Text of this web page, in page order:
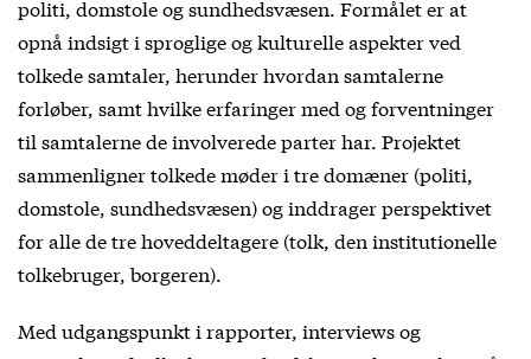
politi, domstole og sundhedsvæsen. Formålet er at
opnå indsigt i sproglige og kulturelle aspekter ved
tolkede samtaler, herunder hvordan samtalerne
forløber, samt hvilke erfaringer med og forventninger
til samtalerne de involverede parter har. Projektet
sammenligner tolkede møder i tre domæner (politi,
domstole, sundhedsvæsen) og inddrager perspektivet
for alle de tre hoveddeltagere (tolk, den institutionelle
tolkebruger, borgeren).
Med udgangspunkt i rapporter, interviews og